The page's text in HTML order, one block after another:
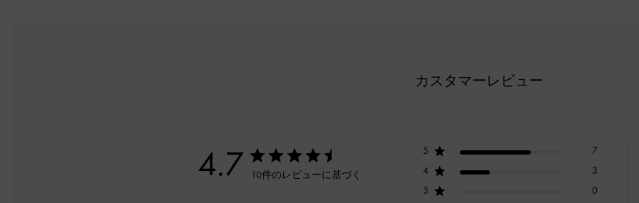
カスタマーレビュー
4.7 10件のレビューに基づく
5
7
4
3
3
0